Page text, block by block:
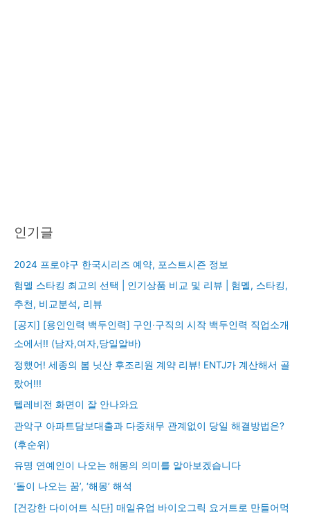
인기글
2024 프로야구 한국시리즈 예약, 포스트시즌 정보
험멜 스타킹 최고의 선택 | 인기상품 비교 및 리뷰 | 험멜, 스타킹,
추천, 비교분석, 리뷰
[공지] [용인인력 백두인력] 구인·구직의 시작 백두인력 직업소개
소에서!! (남자,여자,당일알바)
정했어! 세종의 봄 닛산 후조리원 계약 리뷰! ENTJ가 계산해서 골
랐어!!!
텔레비전 화면이 잘 안나와요
관악구 아파트담보대출과 다중채무 관계없이 당일 해결방법은?
(후순위)
유명 연예인이 나오는 해몽의 의미를 알아보겠습니다
‘돌이 나오는 꿈’, ‘해몽’ 해석
[건강한 다이어트 식단] 매일유업 바이오그릭 요거트로 만들어먹